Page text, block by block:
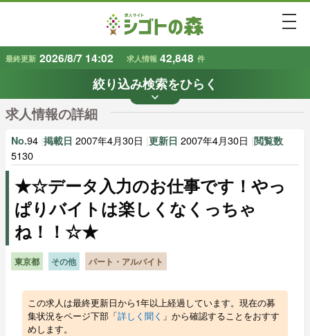
最終更新 2026/8/7 14:02 求人情報 42,848 件
絞り込み検索をひらく
keyboard_arrow_down
条件から探す
地域 で探す 業種で探す
雇用形態で探す 賃金で探す
キーワードで探す
求人情報の詳細
No.94 掲載日 2007年4月30日 更新日 2007年4月30日 閲覧数
5130
★☆データ入力のお仕事です！やっ
ぱりバイトは楽しくなくっちゃ
ね！！☆★
東京都 その他 パート・アルバイト
この求人は最終更新日から1年以上経過しています。現在の募
集状況をページ下部「詳しく聞く 」から確認することをおすす
めします。